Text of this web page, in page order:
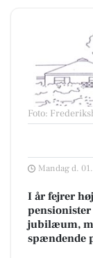
Foto:
Mandag d.
I år fejrer
jubilæum,
spændende